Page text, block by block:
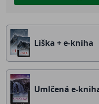
Liška + e-kniha
Umlčená e-